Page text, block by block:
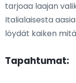
tarjoaa laajan
Italialaisesta
löydät kaiken
Tapahtumat: